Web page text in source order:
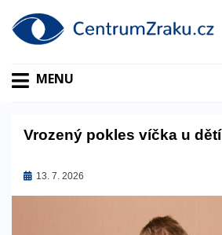
MENU
Vrozený pokles víčka u dětí
Zveřejněno
13. 7. 2026